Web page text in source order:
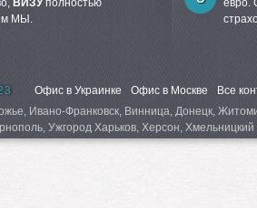
ВИЗУ полностью
МЫ.
евро.
Офис в Украинке Офис в Москве
Все
Ивано-Франковск, Винница, Донецк,
Ужгород Харьков, Херсон,